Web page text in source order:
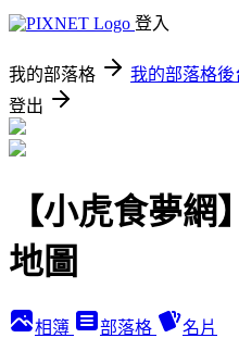
登入
我的部落格 我的部落格後
登出
【小虎食夢
地圖
相簿 部落格 名片